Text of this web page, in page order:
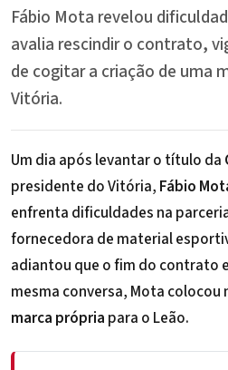
Fábio Mota revelou
avalia rescindir o contrato,
de cogitar a criação de uma
Vitória.
Um dia após levantar o título da
presidente do Vitória, Fábio
enfrenta dificuldades na
fornecedora de material
adiantou que o fim do contrato
mesma conversa, Mota colocou
marca própria para o Leão.